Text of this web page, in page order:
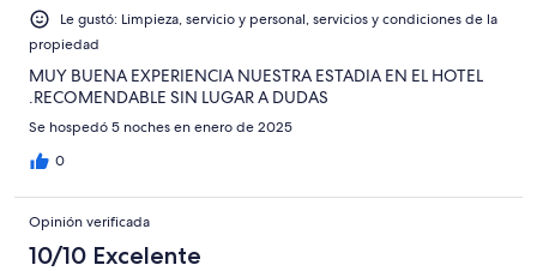
Le gustó: Limpieza, servicio y personal, servicios y condiciones de la
propiedad
MUY BUENA EXPERIENCIA NUESTRA ESTADIA EN EL HOTEL
.RECOMENDABLE SIN LUGAR A DUDAS
Se hospedó 5 noches en enero de 2025
0
Opinión verificada
10/10 Excelente